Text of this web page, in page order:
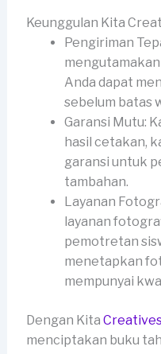
Keunggulan Kita
Pengiriman
Anda dapat
sebelum batas
Garansi Mutu:
hasil cetakan,
garansi untuk
tambahan.
Layanan
layanan
pemotretan
menetapkan
mempunyai
Dengan Kita
menciptakan buku